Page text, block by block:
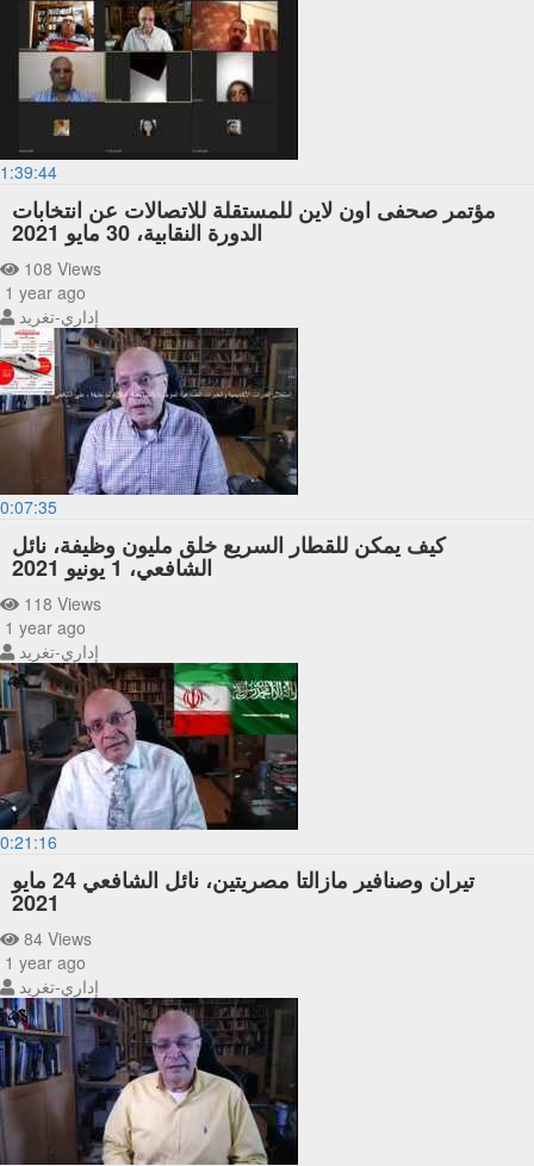
1:39:44
مؤتمر صحفى اون لاين للمستقلة للاتصالات عن انتخابات
الدورة النقابية، 30 مايو 2021
108 Views
1 year ago
إداري-تغريد
0:07:35
كيف يمكن للقطار السريع خلق مليون وظيفة، نائل
الشافعي، 1 يونيو 2021
118 Views
1 year ago
إداري-تغريد
0:21:16
تيران وصنافير مازالتا مصريتين، نائل الشافعي 24 مايو
2021
84 Views
1 year ago
إداري-تغريد